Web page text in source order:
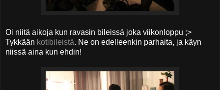
Oi niitä aikoja kun ravasin bileissä joka viikonloppu ;>
Tykkään kotibileistä. Ne on edelleenkin parhaita, ja käyn
niissä aina kun ehdin!